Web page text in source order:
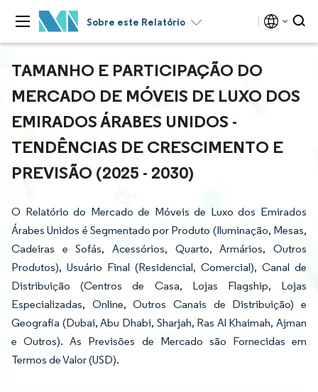
Sobre este Relatório
TAMANHO E PARTICIPAÇÃO DO
MERCADO DE MÓVEIS DE LUXO DOS
EMIRADOS ÁRABES UNIDOS -
TENDÊNCIAS DE CRESCIMENTO E
PREVISÃO (2025 - 2030)
O Relatório do Mercado de Móveis de Luxo dos Emirados
Árabes Unidos é Segmentado por Produto (Iluminação, Mesas,
Cadeiras e Sofás, Acessórios, Quarto, Armários, Outros
Produtos), Usuário Final (Residencial, Comercial), Canal de
Distribuição (Centros de Casa, Lojas Flagship, Lojas
Especializadas, Online, Outros Canais de Distribuição) e
Geografia (Dubai, Abu Dhabi, Sharjah, Ras Al Khaimah, Ajman
e Outros). As Previsões de Mercado são Fornecidas em
Termos de Valor (USD).